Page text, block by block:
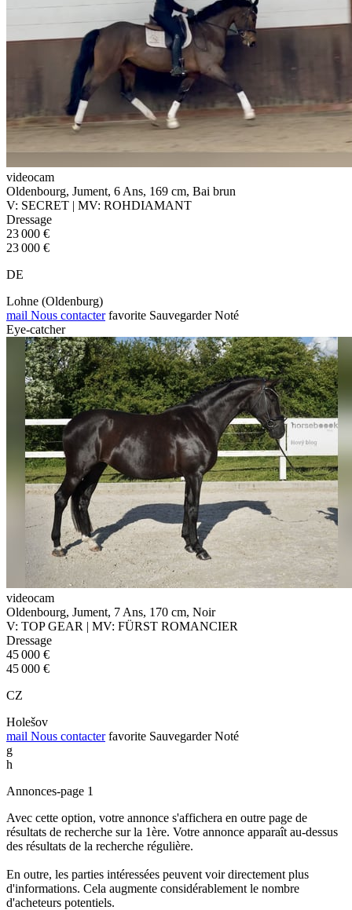
videocam
Oldenbourg, Jument, 6 Ans, 169 cm, Bai brun
V: SECRET | MV: ROHDIAMANT
Dressage
23 000 €
23 000 €
DE
Lohne (Oldenburg)
mail Nous contacter favorite Sauvegarder Noté
Eye-catcher
videocam
Oldenbourg, Jument, 7 Ans, 170 cm, Noir
V: TOP GEAR | MV: FÜRST ROMANCIER
Dressage
45 000 €
45 000 €
CZ
Holešov
mail Nous contacter favorite Sauvegarder Noté
g
h
Annonces-page 1
Avec cette option, votre annonce s'affichera en outre page de
résultats de recherche sur la 1ère. Votre annonce apparaît au-dessus
des résultats de la recherche régulière.
En outre, les parties intéressées peuvent voir directement plus
d'informations. Cela augmente considérablement le nombre
d'acheteurs potentiels.